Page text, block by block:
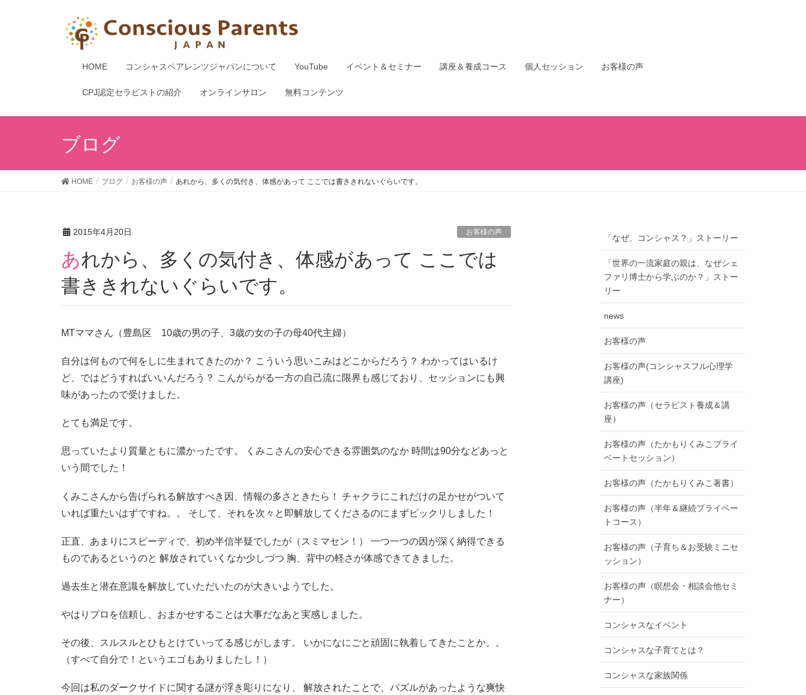
HOME コンシャスペアレンツジャパンについて YouTube イベント＆セミナー 講座＆養成コース 個人セッション お客様の声
CPJ認定セラピストの紹介 オンラインサロン 無料コンテンツ
ブログ
HOME ブログ お客様の声 あれから、多くの気付き、体感があって ここでは書ききれないぐらいです。
2015年4月20日 お客様の声
あれから、多くの気付き、体感があって ここでは
書ききれないぐらいです。
MTママさん（豊島区 10歳の男の子、3歳の女の子の母40代主婦）
自分は何もので何をしに生まれてきたのか？ こういう思いこみはどこからだろう？ わかってはいるけ
ど、ではどうすればいいんだろう？ こんがらがる一方の自己流に限界も感じており、セッションにも興
味があったので受けました。
とても満足です。
思っていたより質量ともに濃かったです。 くみこさんの安心できる雰囲気のなか 時間は90分などあっと
いう間でした！
くみこさんから告げられる解放すべき因、情報の多さときたら！ チャクラにこれだけの足かせがついて
いれば重たいはずですね。。 そして、それを次々と即解放してくださるのにまずビックリしました！
正直、あまりにスピーディで、初め半信半疑でしたが（スミマセン！） 一つ一つの因が深く納得できる
ものであるというのと 解放されていくなか少しづつ 胸、背中の軽さが体感できてきました。
過去生と潜在意識を解放していただいたのが大きいようでした。
やはりプロを信頼し、おまかせすることは大事だなあと実感しました。
その後、スルスルとひもとけていってる感じがします。 いかになにごと頑固に執着してきたことか。。
（すべて自分で！というエゴもありましたし！）
今回は私のダークサイドに関する謎が浮き彫りになり、 解放されたことで、パズルがあったような爽快
「なぜ、コンシャス？」ストーリー
「世界の一流家庭の親は、なぜシェ
ファリ博士から学ぶのか？」ストー
リー
news
お客様の声
お客様の声(コンシャスフル心理学
講座)
お客様の声（セラピスト養成＆講
座）
お客様の声（たかもりくみこプライ
ベートセッション）
お客様の声（たかもりくみこ著書）
お客様の声（半年＆継続プライベー
トコース）
お客様の声（子育ち＆お受験ミニセ
ッション）
お客様の声（瞑想会・相談会他セミ
ナー）
コンシャスなイベント
コンシャスな子育てとは？
コンシャスな家族関係